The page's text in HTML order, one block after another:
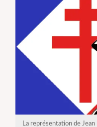
La représentation de